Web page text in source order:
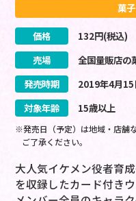
菓
価格 132円(税込)
売場
全国量販店の
発売時期
2019年4月15
対象年齢
15歳以上
※発売日（予定）は地域・店舗
ご了承ください。
大人気イケメン役者育
を収録したカード付き